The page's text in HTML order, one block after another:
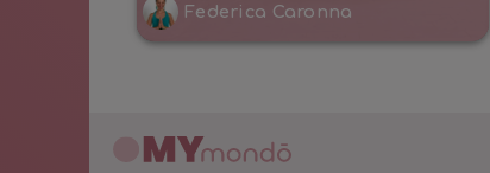
Federica Caronna